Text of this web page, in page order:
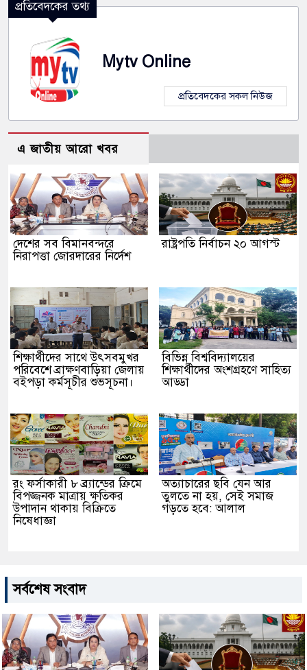
প্রতিবেদকের তথ্য
Mytv Online
প্রতিবেদকের সকল নিউজ
এ জাতীয় আরো খবর
দেশের সব বিমানবন্দরে
নিরাপত্তা জোরদারের নির্দেশ
রাষ্ট্রপতি নির্বাচন ২০ আগস্ট
শিক্ষার্থীদের সাথে উৎসবমুখর
পরিবেশে ব্রাক্ষণবাড়িয়া জেলায়
বইপড়া কর্মসূচীর শুভসূচনা।
বিভিন্ন বিশ্ববিদ্যালয়ের
শিক্ষার্থীদের অংশগ্রহণে সাহিত্য
আড্ডা
রং ফর্সাকারী ৮ ব্র্যান্ডের ক্রিমে
বিপজ্জনক মাত্রায় ক্ষতিকর
উপাদান থাকায় বিক্রিতে
নিষেধাজ্ঞা
অত্যাচারের ছবি যেন আর
তুলতে না হয়, সেই সমাজ
গড়তে হবে: আলাল
সর্বশেষ সংবাদ